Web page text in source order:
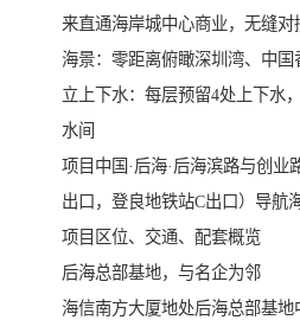
来直通海岸城中心商业，无缝对
海景：零距离俯瞰深圳湾、中国
立上下水：每层预留4处上下水
水间
项目中国·后海·后海滨路与创业
出口，登良地铁站C出口）导航
项目区位、交通、配套概览
后海总部基地，与名企为邻
海信南方大厦地处后海总部基